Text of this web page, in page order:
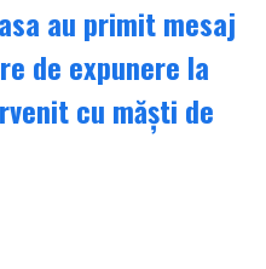
au primit mesaj
de expunere la
cu măști de